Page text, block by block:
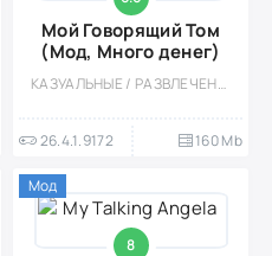
Мой Говорящий Том
(Мод, Много денег)
КАЗУАЛЬНЫЕ / РАЗВЛЕЧЕНИЯ / МОД / ДЛЯ ДЕТЕЙ / УХОД / СИМУЛЯТОРЫ / ОДНОПОЛЬЗОВАТЕЛЬСКИЕ / СТИЛИЗАЦИЯ / ОФЛАЙН / ПО МУЛЬТФИЛЬМАМ / МИЛАЯ / ДЕВОЧКАМ / ВСТРОЕННЫЙ КЕШ
26.4.1.9172 160 Mb
8
Мод